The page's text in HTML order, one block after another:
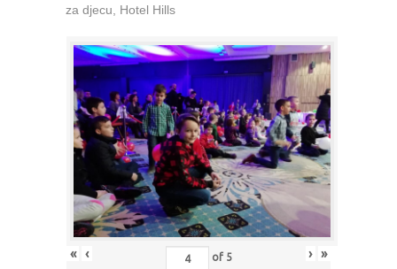
za djecu, Hotel Hills
« ‹ of 5 › »